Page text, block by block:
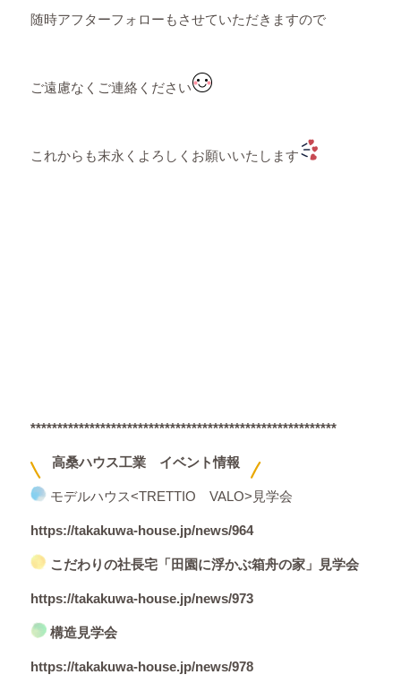
随時アフターフォローもさせていただきますので
ご遠慮なくご連絡ください
これからも末永くよろしくお願いいたします
*********************************************************
高桑ハウス工業 イベント情報
モデルハウス<TRETTIO VALO>見学会
https://takakuwa-house.jp/news/964
こだわりの社長宅「田園に浮かぶ箱舟の家」見学会
https://takakuwa-house.jp/news/973
構造見学会
https://takakuwa-house.jp/news/978